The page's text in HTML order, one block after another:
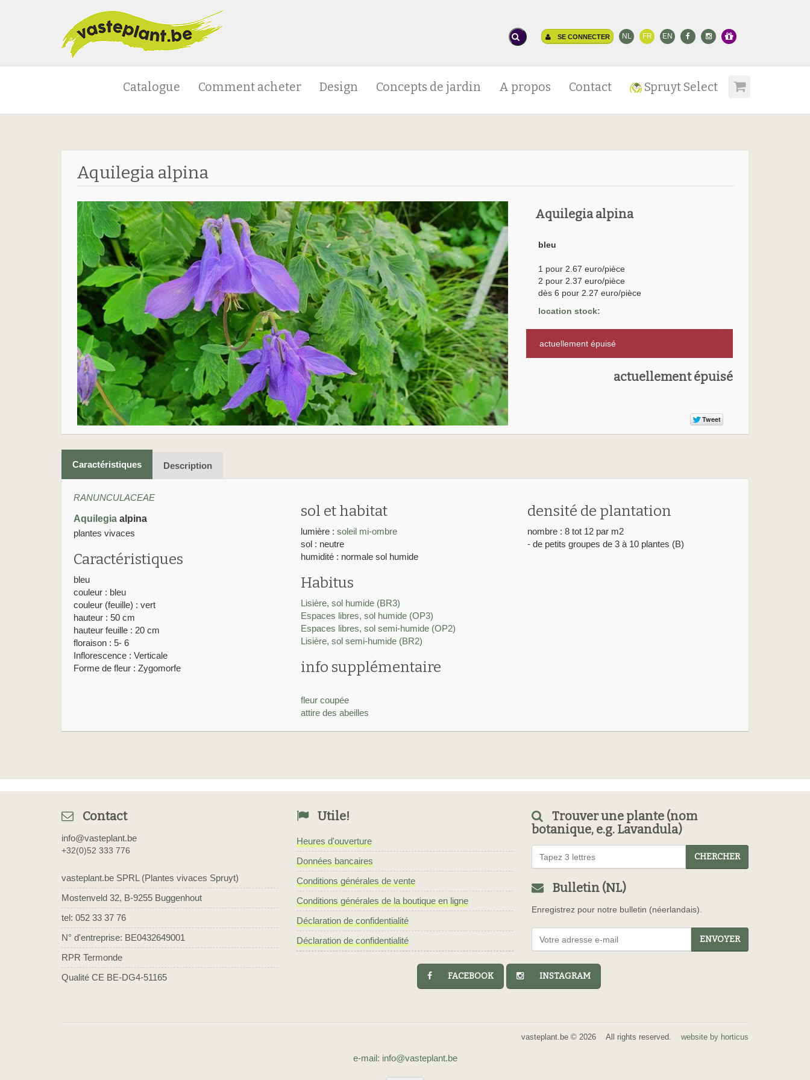
SE CONNECTER NL FR EN
Catalogue Comment acheter Design Concepts de jardin A propos Contact Spruyt Select
Aquilegia alpina
Aquilegia alpina
bleu
1 pour 2.67 euro/pièce
2 pour 2.37 euro/pièce
dès 6 pour 2.27 euro/pièce
location stock:
actuellement épuisé
actuellement épuisé
Caractéristiques Description
RANUNCULACEAE
Aquilegia alpina
plantes vivaces
Caractéristiques
bleu
couleur : bleu
couleur (feuille) : vert
hauteur : 50 cm
hauteur feuille : 20 cm
floraison : 5- 6
Inflorescence : Verticale
Forme de fleur : Zygomorfe
sol et habitat
lumière : soleil mi-ombre
sol : neutre
humidité : normale sol humide
Habitus
Lisière, sol humide (BR3)
Espaces libres, sol humide (OP3)
Espaces libres, sol semi-humide (OP2)
Lisière, sol semi-humide (BR2)
info supplémentaire
fleur coupée
attire des abeilles
densité de plantation
nombre : 8 tot 12 par m2
- de petits groupes de 3 à 10 plantes (B)
Contact
info@vasteplant.be
+32(0)52 333 776
vasteplant.be SPRL (Plantes vivaces Spruyt)
Mostenveld 32, B-9255 Buggenhout
tel: 052 33 37 76
N° d'entreprise: BE0432649001
RPR Termonde
Qualité CE BE-DG4-51165
Utile!
Heures d'ouverture
Données bancaires
Conditions générales de vente
Conditions générales de la boutique en ligne
Déclaration de confidentialité
Déclaration de confidentialité
Trouver une plante (nom
botanique, e.g. Lavandula)
CHERCHER
Bulletin (NL)
Enregistrez pour notre bulletin (néerlandais).
ENVOYER
FACEBOOK INSTAGRAM
vasteplant.be © 2026 All rights reserved. website by horticus
e-mail: info@vasteplant.be